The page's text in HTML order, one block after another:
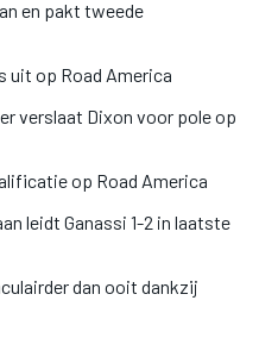
en pakt tweede
uit op Road America
verslaat Dixon voor pole op
op Road America
leidt Ganassi 1-2 in laatste
dan ooit dankzij